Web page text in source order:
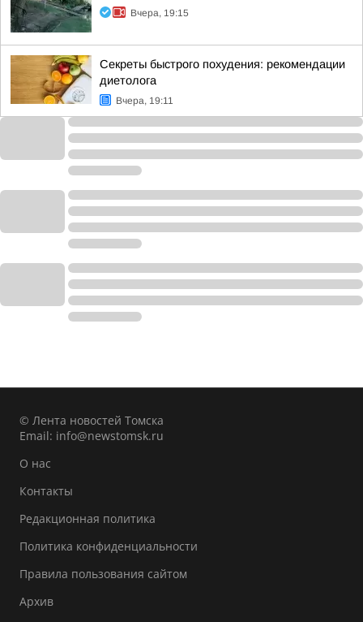
Вчера, 19:15
Секреты быстрого похудения: рекомендации
диетолога
Вчера, 19:11
© Лента новостей Томска
Email: info@newstomsk.ru
О нас
Контакты
Редакционная политика
Политика конфиденциальности
Правила пользования сайтом
Архив